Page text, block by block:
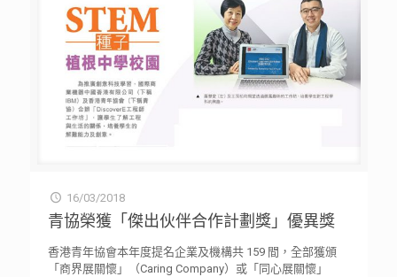
16/03/2018
青協榮獲「傑出伙伴合作計劃獎」優異獎
香港青年協會本年度提名企業及機構共 159 間，全部獲頒
「商界展關懷」（Caring Company）或「同心展關懷」